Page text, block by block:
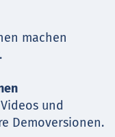
machen
und
Demoversionen.